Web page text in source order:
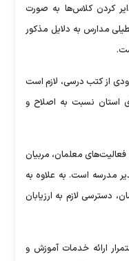
کردن کلاس‌ها به صورت
مدارس به دلایل مذکور
از کتب درسی، لازم است
استان نسبت به اصلاح و
معلمان، مربیان
مدرسه است. به علاوه به
دسترسی لازم به ارزیابان
ارائه خدمات آموزش و